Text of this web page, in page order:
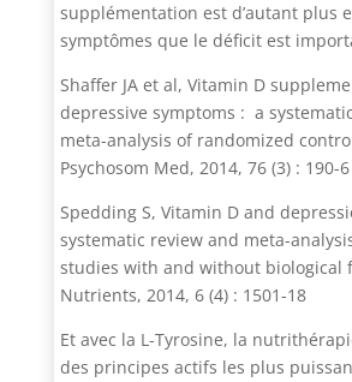
supplémentation est d’autant plus
symptômes que le déficit est
Shaffer JA et al, Vitamin D
depressive symptoms : a
meta-analysis of randomized
Psychosom Med, 2014, 76 (3) : 190-6
Spedding S, Vitamin D and
systematic review and meta-
studies with and without biological
Nutrients, 2014, 6 (4) : 1501-18
Et avec la L-Tyrosine, la
des principes actifs les plus